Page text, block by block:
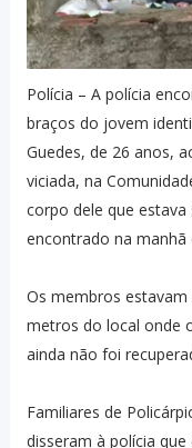
Polícia – A polícia
braços do jovem
Guedes, de 26 anos,
viciada, na
corpo dele que
encontrado na manhã
Os membros
metros do local onde
ainda não foi
Familiares de
disseram à polícia